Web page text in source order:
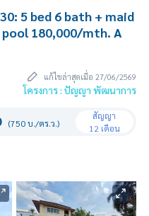
5 bed 6 bath + maid
180,000/mth. A
แก้ไขล่าสุดเมื่อ 27/06/2569
โครงการ : ปัญญา พัฒนาการ
(750 บ./ตร.ว.)
สัญญา
12 เดือน